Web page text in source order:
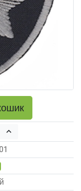
keyboard_arrow_up